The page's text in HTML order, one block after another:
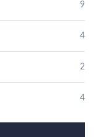
9
4
2
4